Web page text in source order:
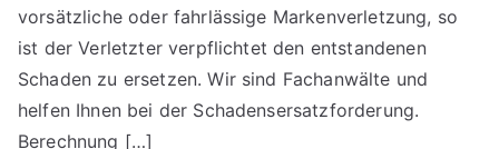
vorsätzliche oder fahrlässige Markenverletzung, so
ist der Verletzter verpflichtet den entstandenen
Schaden zu ersetzen. Wir sind Fachanwälte und
helfen Ihnen bei der Schadensersatzforderung.
Berechnung […]